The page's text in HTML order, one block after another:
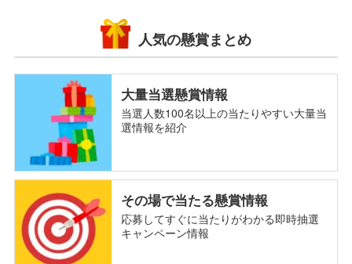
人気の懸賞まとめ
大量当選懸賞情報
当選人数100名以上の当たりやすい大量当
選情報を紹介
その場で当たる懸賞情報
応募してすぐに当たりがわかる即時抽選
キャンペーン情報